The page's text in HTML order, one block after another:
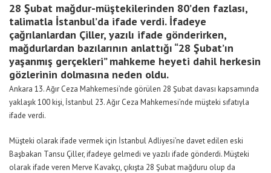
28 Şubat mağdur-müştekilerinden 80’den fazlası,
talimatla İstanbul’da ifade verdi. İfadeye
çağrılanlardan Çiller, yazılı ifade gönderirken,
mağdurlardan bazılarının anlattığı “28 Şubat’ın
yaşanmış gerçekleri” mahkeme heyeti dahil herkesin
gözlerinin dolmasına neden oldu.
Ankara 13. Ağır Ceza Mahkemesi’nde görülen 28 Şubat davası kapsamında
yaklaşık 100 kişi, İstanbul 23. Ağır Ceza Mahkemesi’nde müşteki sıfatıyla
ifade verdi.
Müşteki olarak ifade vermek için İstanbul Adliyesi’ne davet edilen eski
Başbakan Tansu Çiller, ifadeye gelmedi ve yazılı ifade gönderdi. Müşteki
olarak ifade veren Merve Kavakçı, çıkışta 28 Şubat mağduru olup da